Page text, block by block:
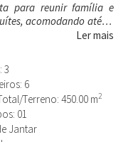
para reunir família e
acomodando até 18
com conforto.
sala de jogos,
mesa de pingue-pong
mais de 20 mil jogos e
para todas as idades!
e espaçosos, com salas
Ler mais
3
6
Terreno: 450.00 m2
01
Jantar